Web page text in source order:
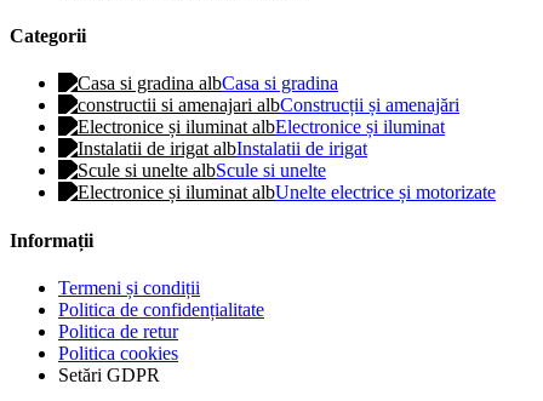
Categorii
Casa si gradina
Construcții și amenajări
Electronice și iluminat
Instalatii de irigat
Scule si unelte
Unelte electrice și motorizate
Informații
Termeni și condiții
Politica de confidențialitate
Politica de retur
Politica cookies
Setări GDPR